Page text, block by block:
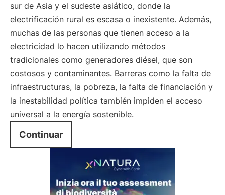
sur de Asia y el sudeste asiático, donde la
electrificación rural es escasa o inexistente. Además,
muchas de las personas que tienen acceso a la
electricidad lo hacen utilizando métodos
tradicionales como generadores diésel, que son
costosos y contaminantes. Barreras como la falta de
infraestructuras, la pobreza, la falta de financiación y
la inestabilidad política también impiden el acceso
universal a la energía sostenible.
Continuar